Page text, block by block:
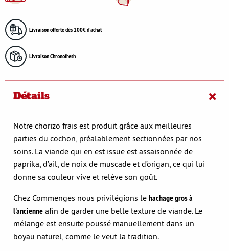
Livraison offerte dès 100€ d'achat
Livraison Chronofresh
Détails
Notre chorizo frais est produit grâce aux meilleures
parties du cochon, préalablement sectionnées par nos
soins. La viande qui en est issue est assaisonnée de
paprika, d’ail, de noix de muscade et d’origan, ce qui lui
donne sa couleur vive et relève son goût.
Chez Commenges nous privilégions le hachage gros à
l'ancienne afin de garder une belle texture de viande. Le
mélange est ensuite poussé manuellement dans un
boyau naturel, comme le veut la tradition.